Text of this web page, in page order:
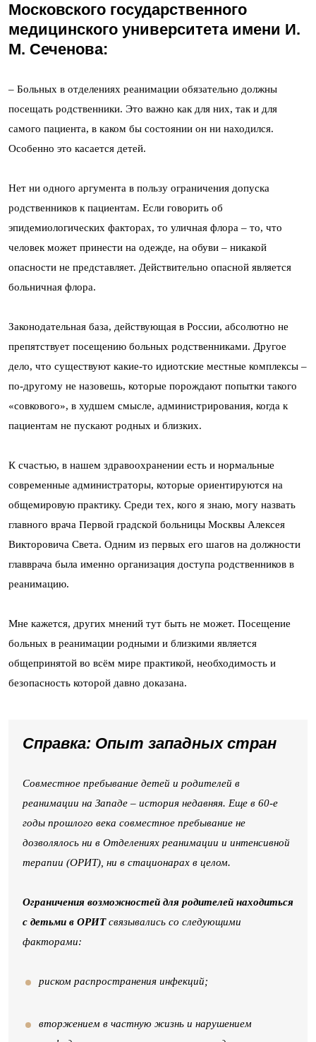
Московского государственного
медицинского университета имени И.
М. Сеченова:
– Больных в отделениях реанимации обязательно должны
посещать родственники. Это важно как для них, так и для
самого пациента, в каком бы состоянии он ни находился.
Особенно это касается детей.
Нет ни одного аргумента в пользу ограничения допуска
родственников к пациентам. Если говорить об
эпидемиологических факторах, то уличная флора – то, что
человек может принести на одежде, на обуви – никакой
опасности не представляет. Действительно опасной является
больничная флора.
Законодательная база, действующая в России, абсолютно не
препятствует посещению больных родственниками. Другое
дело, что существуют какие-то идиотские местные комплексы –
по-другому не назовешь, которые порождают попытки такого
«совкового», в худшем смысле, администрирования, когда к
пациентам не пускают родных и близких.
К счастью, в нашем здравоохранении есть и нормальные
современные администраторы, которые ориентируются на
общемировую практику. Среди тех, кого я знаю, могу назвать
главного врача Первой градской больницы Москвы Алексея
Викторовича Света. Одним из первых его шагов на должности
главврача была именно организация доступа родственников в
реанимацию.
Мне кажется, других мнений тут быть не может. Посещение
больных в реанимации родными и близкими является
общепринятой во всём мире практикой, необходимость и
безопасность которой давно доказана.
Справка: Опыт западных стран
Совместное пребывание детей и родителей в
реанимации на Западе – история недавняя. Еще в 60-е
годы прошлого века совместное пребывание не
дозволялось ни в Отделениях реанимации и интенсивной
терапии (ОРИТ), ни в стационарах в целом.
Ограничения возможностей для родителей находиться
с детьми в ОРИТсвязывались со следующими
факторами:
риском распространения инфекций;
вторжением в частную жизнь и нарушением